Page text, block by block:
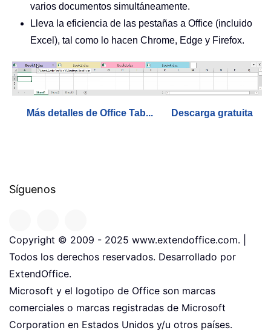
varios documentos simultáneamente.
Lleva la eficiencia de las pestañas a Office (incluido
Excel), tal como lo hacen Chrome, Edge y Firefox.
Más detalles de Office Tab... Descarga gratuita
Síguenos
Copyright © 2009 - 2025 www.extendoffice.com. |
Todos los derechos reservados. Desarrollado por
ExtendOffice.
Microsoft y el logotipo de Office son marcas
comerciales o marcas registradas de Microsoft
Corporation en Estados Unidos y/u otros países.